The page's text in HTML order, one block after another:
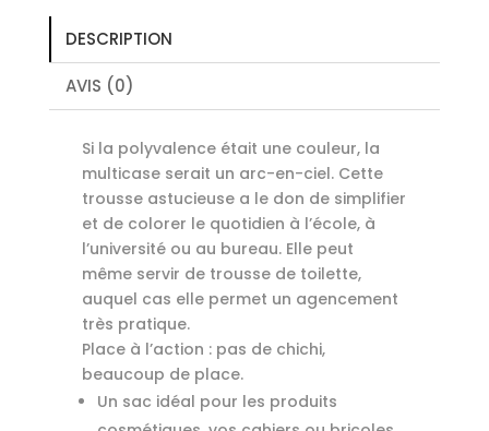
DESCRIPTION
AVIS (0)
Si la polyvalence était une couleur, la
multicase serait un arc-en-ciel. Cette
trousse astucieuse a le don de simplifier
et de colorer le quotidien à l’école, à
l’université ou au bureau. Elle peut
même servir de trousse de toilette,
auquel cas elle permet un agencement
très pratique.
Place à l’action : pas de chichi,
beaucoup de place.
Un sac idéal pour les produits